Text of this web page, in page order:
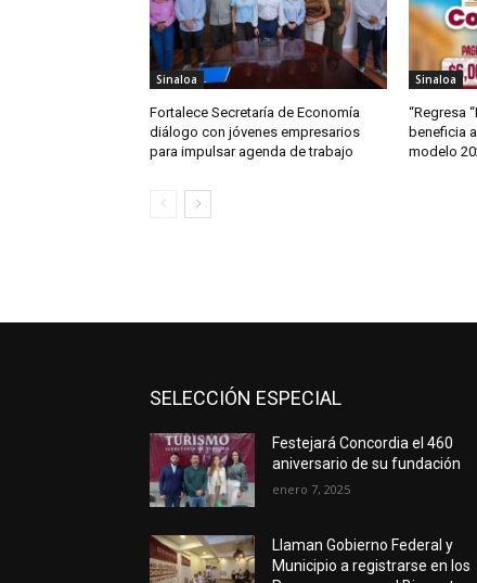
Sinaloa
Fortalece Secretaría de Economía
diálogo con jóvenes empresarios
para impulsar agenda de trabajo
Sinaloa
“Regresa
beneficia
modelo
SELECCIÓN ESPECIAL
Festejará Concordia el 460
aniversario de su fundación
enero 7, 2025
Llaman Gobierno Federal y
Municipio a registrarse en los